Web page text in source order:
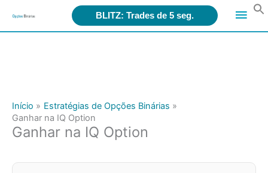
for: BLITZ: Trades de 5 seg.
Início
Estratégias de Opções Binárias
Ganhar na IQ Option
Ganhar na IQ Option